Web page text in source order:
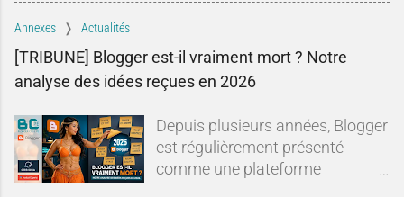
Annexes Actualités
[TRIBUNE] Blogger est-il vraiment mort ? Notre
analyse des idées reçues en 2026
Depuis plusieurs années, Blogger
est régulièrement présenté
comme une plateforme